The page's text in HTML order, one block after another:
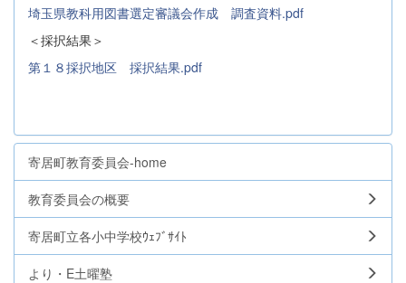
埼玉県教科用図書選定審議会作成 調査資料.pdf
＜採択結果＞
第１８採択地区 採択結果.pdf
寄居町教育委員会-home
教育委員会の概要
寄居町立各小中学校ｳｪﾌﾞｻｲﾄ
より・E土曜塾